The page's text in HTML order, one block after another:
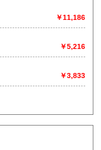
￥11,186
￥5,216
￥3,833